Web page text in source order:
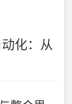
化：从